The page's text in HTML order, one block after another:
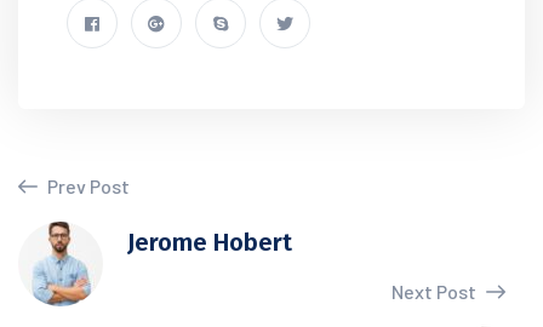
Prev Post
Jerome Hobert
Next Post